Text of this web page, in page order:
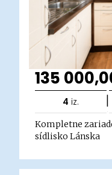
135
4 iz. |
Kompletne
sídlisko Lánska